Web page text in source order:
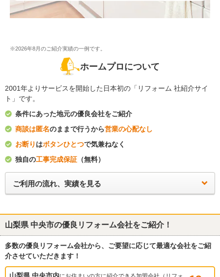
※2026年8月のご紹介実績の一例です。
ホームプロについて
2001年よりサービスを開始した日本初の「リフォーム 社紹介サイ
ト」です。
条件にあった地元の優良会社をご紹介
商談は匿名のままで行うから営業の心配なし
お断り はボタンひとつで気兼ねなく
独自の工事完成保証 （無料）
ご利用の流れ、実績を見る
山梨県 中央市の優良リフォーム会社をご紹介！
多数の優良リフォーム会社から、ご要望に応じて最適な会社をご紹
介させていただきます！
山梨県 中央市内